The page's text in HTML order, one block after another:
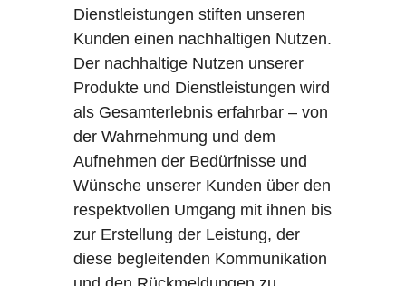
Dienstleistungen stiften unseren
Kunden einen nachhaltigen Nutzen.
Der nachhaltige Nutzen unserer
Produkte und Dienstleistungen wird
als Gesamterlebnis erfahrbar – von
der Wahrnehmung und dem
Aufnehmen der Bedürfnisse und
Wünsche unserer Kunden über den
respektvollen Umgang mit ihnen bis
zur Erstellung der Leistung, der
diese begleitenden Kommunikation